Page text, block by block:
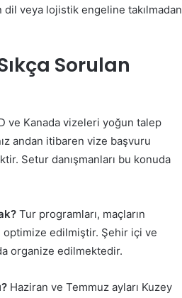
dil veya lojistik engeline takılmadan
Sorulan
ve Kanada vizeleri yoğun talep
andan itibaren vize başvuru
Setur danışmanları bu konuda
Tur programları, maçların
optimize edilmiştir. Şehir içi ve
organize edilmektedir.
Haziran ve Temmuz ayları Kuzey